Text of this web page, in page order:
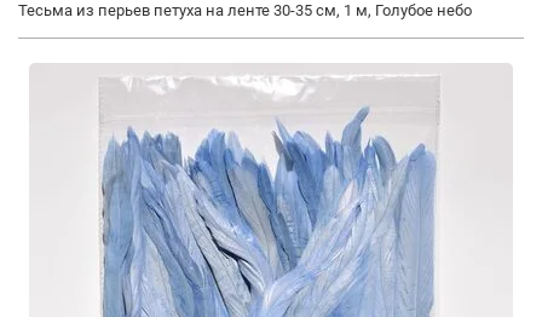
Тесьма из перьев петуха на ленте 30-35 см, 1 м, Голубое небо